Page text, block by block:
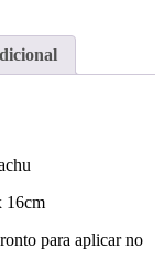
16cm
para aplicar no